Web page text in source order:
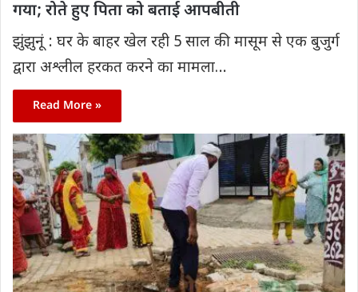
गया; रोते हुए पिता को बताई आपबीती
झुंझुनूं : घर के बाहर खेल रही 5 साल की मासूम से एक बुजुर्ग
द्वारा अश्लील हरकत करने का मामला…
Read More »